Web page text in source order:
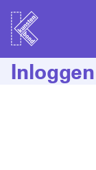
Inloggen